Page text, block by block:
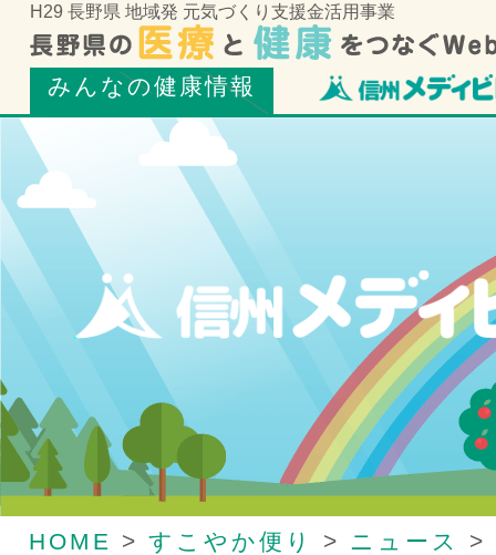
H29 長野県 地域発 元気づくり支援金活用事業
みんなの健康情報
HOME > すこやか便り > ニュース
>